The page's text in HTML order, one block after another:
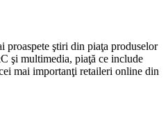
proaspete ştiri din piaţa produselor
şi multimedia, piaţă ce include
mai importanţi retaileri online din